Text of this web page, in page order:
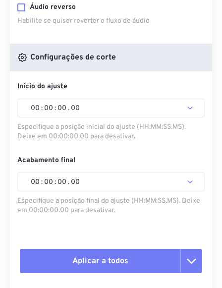
Áudio reverso
Habilite se quiser reverter o fluxo de áudio
Configurações de corte
Início do ajuste
00 : 00 : 00 . 00
Especifique a posição inicial do ajuste (HH:MM:SS.MS).
Deixe em 00:00:00.00 para desativar.
Acabamento final
00 : 00 : 00 . 00
Especifique a posição final do ajuste (HH:MM:SS.MS). Deixe
em 00:00:00.00 para desativar.
Aplicar a todos